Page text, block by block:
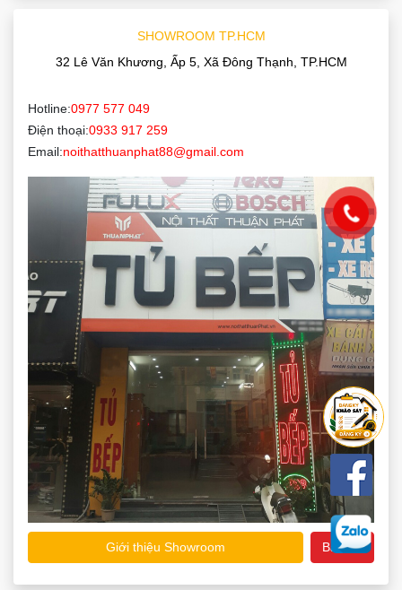
SHOWROOM TP.HCM
32 Lê Văn Khương, Ấp 5, Xã Đông Thạnh, TP.HCM
Hotline:0977 577 049
Điện thoại:0933 917 259
Email:noithatthuanphat88@gmail.com
Giới thiệu Showroom Bản đồ